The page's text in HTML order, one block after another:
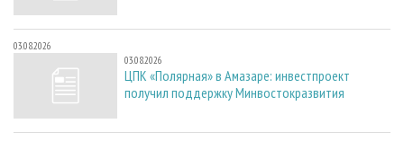
03.08.2026
03.08.2026
ЦПК «Полярная» в Амазаре: инвестпроект
получил поддержку Минвостокразвития